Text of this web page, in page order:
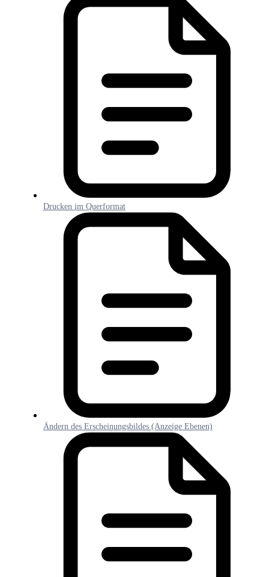
Drucken im Querformat
Ändern des Erscheinungsbildes (Anzeige Ebenen)